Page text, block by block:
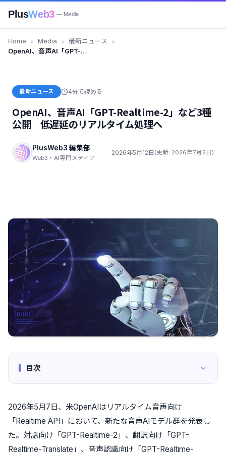
PlusWeb3 — Media
Home Media
最新ニュース
OpenAI、音声AI「GPT-
最新ニュース 4分で読める
OpenAI、音声AI「GPT-Realtime-2」など3種
公開 低遅延のリアルタイム処理へ
PlusWeb3 編集部
Web3・AI専門メディア
2026年5月12日(更新: 2026年7月2日)
目次
2026年5月7日、米OpenAIはリアルタイム音声向け
「Realtime API」において、新たな音声AIモデル群を発表し
た。対話向け「GPT-Realtime-2」、翻訳向け「GPT-
Realtime-Translate」、音声認識向け「GPT-Realtime-